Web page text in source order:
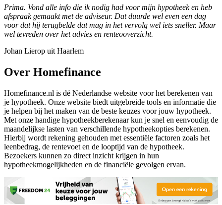
Prima. Vond alle info die ik nodig had voor mijn hypotheek en heb
afspraak gemaakt met de adviseur. Dat duurde wel even een dag
voor dat hij terugbelde dat mag in het vervolg wel iets sneller. Maar
wel tevreden over het advies en renteooverzicht.
Johan Lierop uit Haarlem
Over Homefinance
Homefinance.nl is dé Nederlandse website voor het berekenen van
je hypotheek. Onze website biedt uitgebreide tools en informatie die
je helpen bij het maken van de beste keuzes voor jouw hypotheek.
Met onze handige hypotheekberekenaar kun je snel en eenvoudig de
maandelijkse lasten van verschillende hypotheekopties berekenen.
Hierbij wordt rekening gehouden met essentiële factoren zoals het
leenbedrag, de rentevoet en de looptijd van de hypotheek.
Bezoekers kunnen zo direct inzicht krijgen in hun
hypotheekmogelijkheden en de financiële gevolgen ervan.